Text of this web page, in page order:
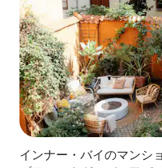
インナー・バイのマンシ